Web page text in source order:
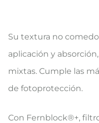
Su textura no
aplicación y
mixtas. Cumple las
de fotoprotección.
Con Fernblock®+,